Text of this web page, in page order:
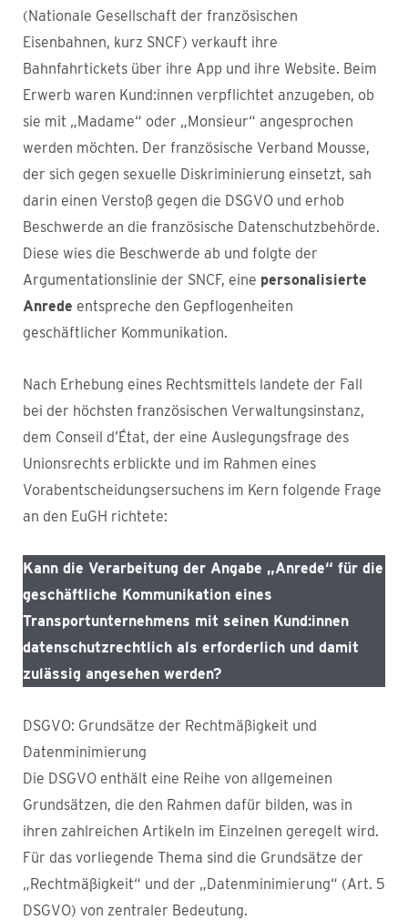
(Nationale Gesellschaft der französischen
Eisenbahnen, kurz SNCF) verkauft ihre
Bahnfahrtickets über ihre App und ihre Website. Beim
Erwerb waren Kund:innen verpflichtet anzugeben, ob
sie mit „Madame“ oder „Monsieur“ angesprochen
werden möchten. Der französische Verband Mousse,
der sich gegen sexuelle Diskriminierung einsetzt, sah
darin einen Verstoß gegen die DSGVO und erhob
Beschwerde an die französische Datenschutzbehörde.
Diese wies die Beschwerde ab und folgte der
Argumentationslinie der SNCF, eine personalisierte
Anrede entspreche den Gepflogenheiten
geschäftlicher Kommunikation.
Nach Erhebung eines Rechtsmittels landete der Fall
bei der höchsten französischen Verwaltungsinstanz,
dem Conseil d’État, der eine Auslegungsfrage des
Unionsrechts erblickte und im Rahmen eines
Vorabentscheidungsersuchens im Kern folgende Frage
an den EuGH richtete:
Kann die Verarbeitung der Angabe „Anrede“ für die
geschäftliche Kommunikation eines
Transportunternehmens mit seinen Kund:innen
datenschutzrechtlich als erforderlich und damit
zulässig angesehen werden?
DSGVO: Grundsätze der Rechtmäßigkeit und
Datenminimierung
Die DSGVO enthält eine Reihe von allgemeinen
Grundsätzen, die den Rahmen dafür bilden, was in
ihren zahlreichen Artikeln im Einzelnen geregelt wird.
Für das vorliegende Thema sind die Grundsätze der
„Rechtmäßigkeit“ und der „Datenminimierung“ (Art. 5
DSGVO) von zentraler Bedeutung.